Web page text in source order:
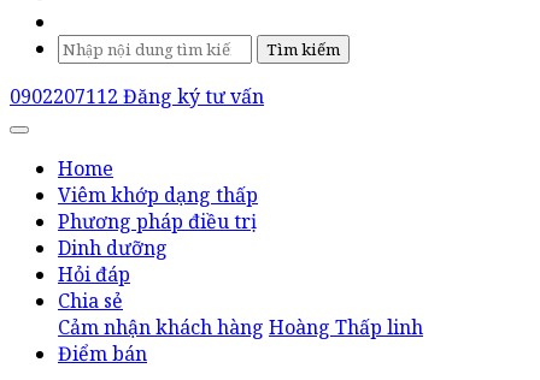
Tìm kiếm
0902207112 Đăng ký tư vấn
Home
Viêm khớp dạng thấp
Phương pháp điều trị
Dinh dưỡng
Hỏi đáp
Chia sẻ
Cảm nhận khách hàng Hoàng Thấp linh
Điểm bán